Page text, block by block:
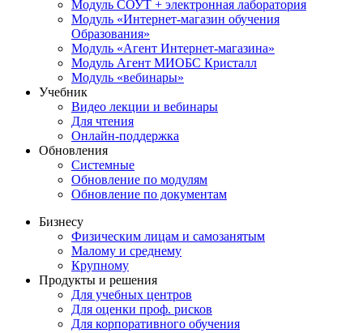
Модуль СОУТ + электронная лаборатория
Модуль «Интернет-магазин обучения
Образования»
Модуль «Агент Интернет-магазина»
Модуль Агент МИОБС Кристалл
Модуль «вебинары»
Учебник
Видео лекции и вебинары
Для чтения
Онлайн-поддержка
Обновления
Системные
Обновление по модулям
Обновление по документам
Бизнесу
Физическим лицам и самозанятым
Малому и среднему
Крупному
Продукты и решения
Для учебных центров
Для оценки проф. рисков
Для корпоративного обучения